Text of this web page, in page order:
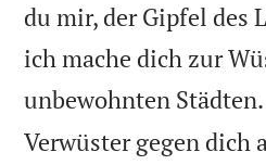
du mir, der Gipfel des
ich mache dich zur
unbewohnten Städten.
Verwüster gegen dich